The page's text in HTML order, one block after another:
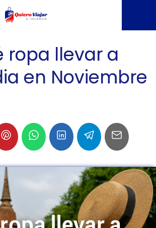
ropa llevar a
en Noviembre